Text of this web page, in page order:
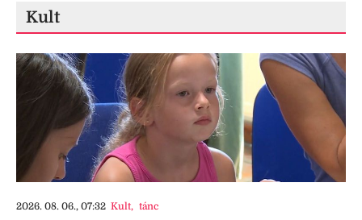
Kult
2026. 08. 06., 07:32 Kult, tánc